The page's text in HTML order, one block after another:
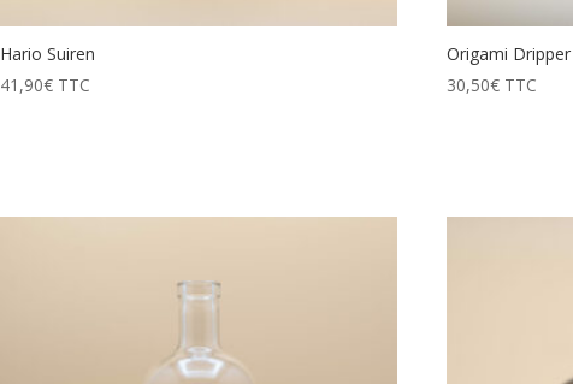
Hario Suiren
41,90€ TTC
Origami Dripper
30,50€ TTC